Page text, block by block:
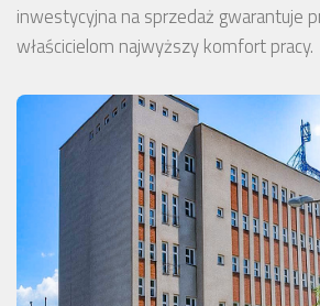
inwestycyjna na sprzedaż gwarantuje
właścicielom najwyższy komfort pracy.